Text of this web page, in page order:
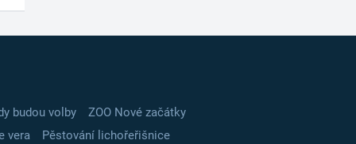
budou volby
ZOO Nové začátky
vera
Pěstování lichořeřišnice